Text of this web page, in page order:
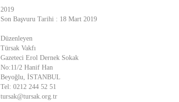
2019
Son Başvuru Tarihi : 18 Mart 2019
Düzenleyen
Türsak Vakfı
Gazeteci Erol Dernek Sokak
No:11/2 Hanif Han
Beyoğlu, İSTANBUL
Tel: 0212 244 52 51
tursak@tursak.org.tr